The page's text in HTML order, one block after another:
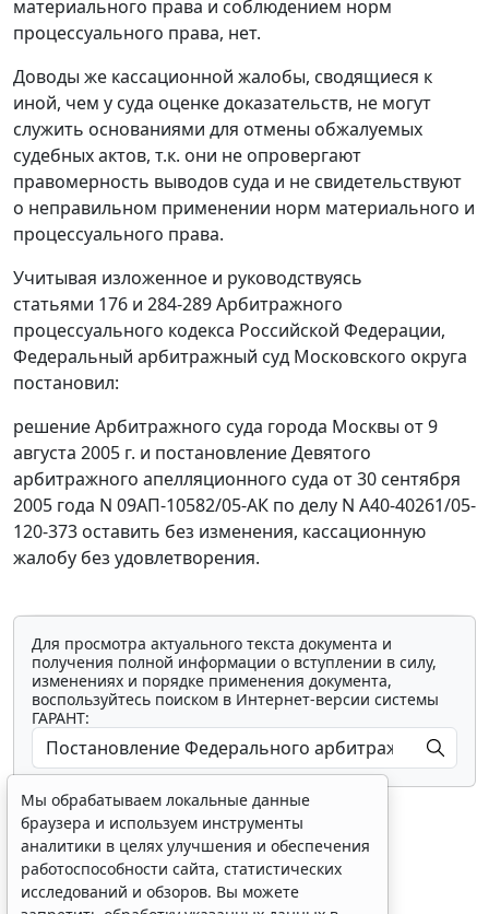
материального права и соблюдением норм
процессуального права, нет.
Доводы же кассационной жалобы, сводящиеся к
иной, чем у суда оценке доказательств, не могут
служить основаниями для отмены обжалуемых
судебных актов, т.к. они не опровергают
правомерность выводов суда и не свидетельствуют
о неправильном применении норм материального и
процессуального права.
Учитывая изложенное и руководствуясь
статьями 176 и 284-289Арбитражного
процессуального кодекса Российской Федерации,
Федеральный арбитражный суд Московского округа
постановил:
решение Арбитражного суда города Москвы от 9
августа 2005 г. и постановление Девятого
арбитражного апелляционного суда от 30 сентября
2005 года N 09АП-10582/05-АК по делу N А40-40261/05-
120-373 оставить без изменения, кассационную
жалобу без удовлетворения.
Для просмотра актуального текста документа и
получения полной информации о вступлении в силу,
изменениях и порядке применения документа,
воспользуйтесь поиском в Интернет-версии системы
ГАРАНТ:
Показать все материалы
Мы обрабатываем локальные данные
браузера и используем инструменты
аналитики в целях улучшения и обеспечения
работоспособности сайта, статистических
исследований и обзоров. Вы можете